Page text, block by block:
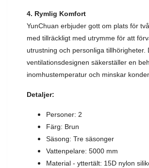
4. Rymlig Komfort
YunChuan erbjuder gott om plats för
med tillräckligt med utrymme för att
utrustning och personliga tillhörigheter.
ventilationsdesignen säkerställer en
inomhustemperatur och minskar
Detaljer:
Personer: 2
Färg: Brun
Säsong: Tre säsonger
Vattenpelare: 5000 mm
Material - yttertält: 15D nylon